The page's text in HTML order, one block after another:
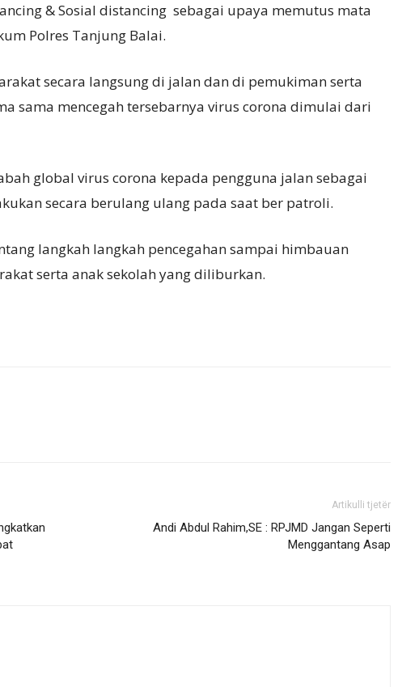
& Sosial distancing sebagai upaya memutus mata
Polres Tanjung Balai.
secara langsung di jalan dan di pemukiman serta
sama mencegah tersebarnya virus corona dimulai dari
global virus corona kepada pengguna jalan sebagai
secara berulang ulang pada saat ber patroli.
langkah langkah pencegahan sampai himbauan
serta anak sekolah yang diliburkan.
Artikulli tjetër
Andi Abdul Rahim,SE : RPJMD Jangan Seperti
Menggantang Asap